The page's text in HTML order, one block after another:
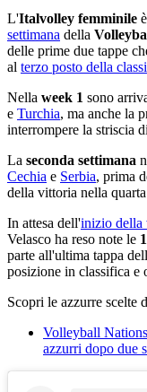
L'Italvolley femminile
settimana della
delle prime due tappe
al terzo posto della
Nella week 1 sono
e Turchia, ma anche la
interrompere la striscia di
La seconda settimana
Cechia e Serbia, prima
della vittoria nella
In attesa dell'inizio della
Velasco ha reso note le
parte all'ultima tappa
posizione in classifica e
Scopri le azzurre scelte
Volleyball
azzurri dopo due